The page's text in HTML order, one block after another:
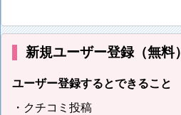
新規ユーザー登録（無料）
ユーザー登録するとできること
・クチコミ投稿